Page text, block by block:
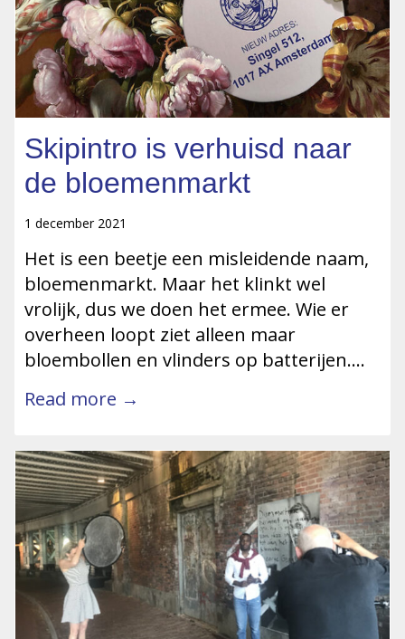
Skipintro is verhuisd naar
de bloemenmarkt
1 december 2021
Het is een beetje een misleidende naam,
bloemenmarkt. Maar het klinkt wel
vrolijk, dus we doen het ermee. Wie er
overheen loopt ziet alleen maar
bloembollen en vlinders op batterijen….
Read more →